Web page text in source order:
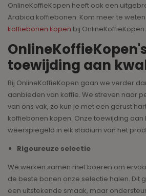
OnlineKoffieKopen heeft ook een
Arabica koffiebonen. Kom meer te
koffiebonen kopen bij OnlineKoffieKopen.
toewijding aan
Bij OnlineKoffieKopen gaan we verder
aanbieden van koffie. We streven naar
van ons vak, zo kun je met een gerust
koffiebonen kopen. Onze toewijding
weerspiegeld in elk stadium van het
Rigoureuze selectie
We werken samen met boeren om
de beste bonen onze selectie halen. Dit
een uitstekende smaak, maar